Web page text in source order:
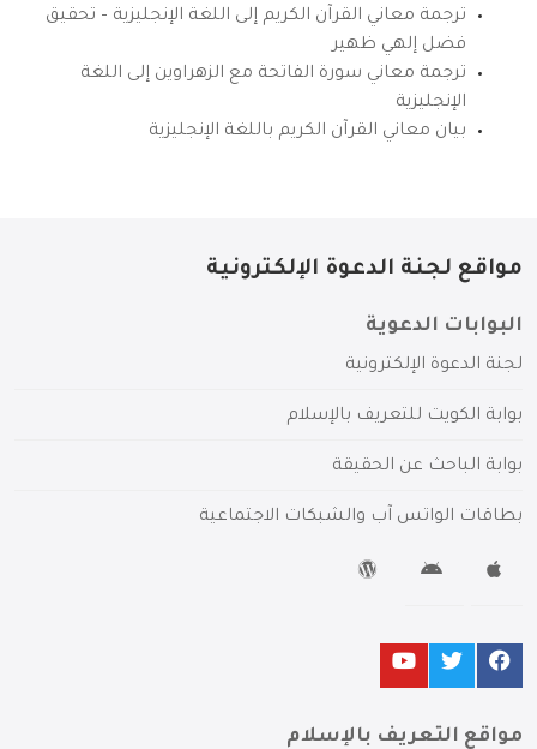
ترجمة معاني القرآن الكريم إلى اللغة الإنجليزية – تحقيق
فضل إلهي ظهير
ترجمة معاني سورة الفاتحة مع الزهراوين إلى اللغة
الإنجليزية
بيان معاني القرآن الكريم باللغة الإنجليزية
مواقع لجنة الدعوة الإلكترونية
البوابات الدعوية
لجنة الدعوة الإلكترونية
بوابة الكويت للتعريف بالإسلام
بوابة الباحث عن الحقيقة
بطاقات الواتس آب والشبكات الاجتماعية
مواقع التعريف بالإسلام